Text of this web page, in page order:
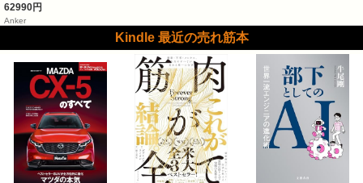
62990円
Anker
Kindle 最近の売れ筋本